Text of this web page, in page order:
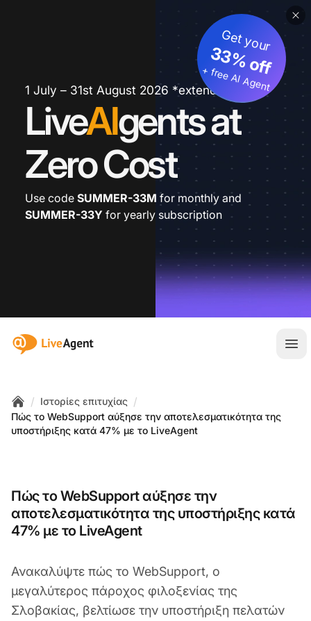
1 July – 31st August 2026 *extended
LiveAIgents at
Zero Cost
Get your
33% off
+ free AI Agent
Use code SUMMER-33M for monthly and
SUMMER-33Y for yearly subscription
:site.title
Home
/ Ιστορίες επιτυχίας /
Πώς το WebSupport αύξησε την αποτελεσματικότητα της
υποστήριξης κατά 47% με το LiveAgent
Πώς το WebSupport αύξησε την
αποτελεσματικότητα της υποστήριξης κατά
47% με το LiveAgent
Ανακαλύψτε πώς το WebSupport, ο
μεγαλύτερος πάροχος φιλοξενίας της
Σλοβακίας, βελτίωσε την υποστήριξη πελατών